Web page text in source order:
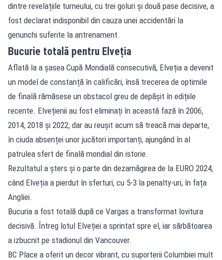
dintre revelațiile turneului, cu trei goluri și două pase decisive, a
fost declarat indisponibil din cauza unei accidentări la
genunchi suferite la antrenament.
Bucurie totală pentru Elveția
Aflată la a șasea Cupă Mondială consecutivă, Elveția a devenit
un model de constanță în calificări, însă trecerea de optimile
de finală rămăsese un obstacol greu de depășit în edițiile
recente. Elvețienii au fost eliminați în această fază în 2006,
2014, 2018 și 2022, dar au reușit acum să treacă mai departe,
în ciuda absenței unor jucători importanți, ajungând în al
patrulea sfert de finală mondial din istorie.
Rezultatul a șters și o parte din dezamăgirea de la EURO 2024,
când Elveția a pierdut în sferturi, cu 5-3 la penalty-uri, în fața
Angliei.
Bucuria a fost totală după ce Vargas a transformat lovitura
decisivă. Întreg lotul Elveției a sprintat spre el, iar sărbătoarea
a izbucnit pe stadionul din Vancouver.
BC Place a oferit un decor vibrant, cu suporterii Columbiei mult